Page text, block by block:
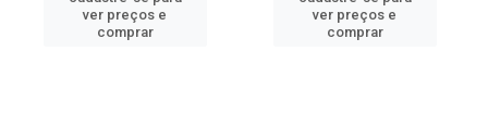
ver preços e
comprar
ver preços e
comprar